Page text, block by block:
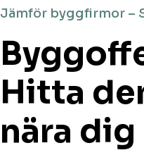
Jämför byggfirmor –
Hitta
nära dig